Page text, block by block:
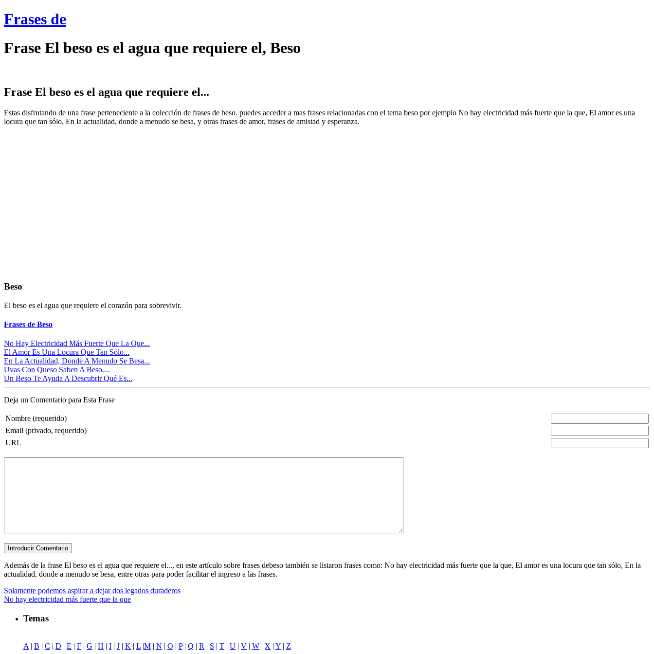
Frases de
Frase El beso es el agua que requiere el, Beso
Frase El beso es el agua que requiere el...
Estas disfrutando de una frase perteneciente a la colección de frases de beso. puedes acceder a mas frases relacionadas con el tema beso por ejemplo No hay electricidad más fuerte que la que, El amor es una
locura que tan sólo, En la actualidad, donde a menudo se besa, y otras frases de amor, frases de amistad y esperanza.
Beso
El beso es el agua que requiere el corazón para sobrevivir.
Frases de Beso
No Hay Electricidad Más Fuerte Que La Que...
El Amor Es Una Locura Que Tan Sólo...
En La Actualidad, Donde A Menudo Se Besa...
Uvas Con Queso Saben A Beso....
Un Beso Te Ayuda A Descubrir Qué Es...
Deja un Comentario para Esta Frase
Nombre (requerido)
Email (privado, requerido)
URL
Además de la frase El beso es el agua que requiere el..., en este artículo sobre frases debeso también se listaron frases como: No hay electricidad más fuerte que la que, El amor es una locura que tan sólo, En la
actualidad, donde a menudo se besa, entre otras para poder facilitar el ingreso a las frases.
Solamente podemos aspirar a dejar dos legados duraderos
No hay electricidad más fuerte que la que
Temas
A | B | C | D | E | F | G | H | I | J | K | L |M | N | O | P| Q | R | S | T | U | V | W | X | Y | Z